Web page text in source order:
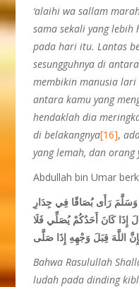
‘alaihi wa sallam
sama sekali yang
pada hari itu. Lantas
sesungguhnya di
membikin manusia
antara kamu yang
hendaklah dia
di belakangnya[16],
yang lemah, dan
Abdullah bin Umar
رَأَى بُصَاقًا فِي جِدَارِ
إِذَا كَانَ أَحَدُكُمْ يُصَلِّي فَلَا
اللَّهَ قِبَلَ وَجْهِهِ إِذَا صَلَّى
Bahwa Rasulullah
ludah pada dinding